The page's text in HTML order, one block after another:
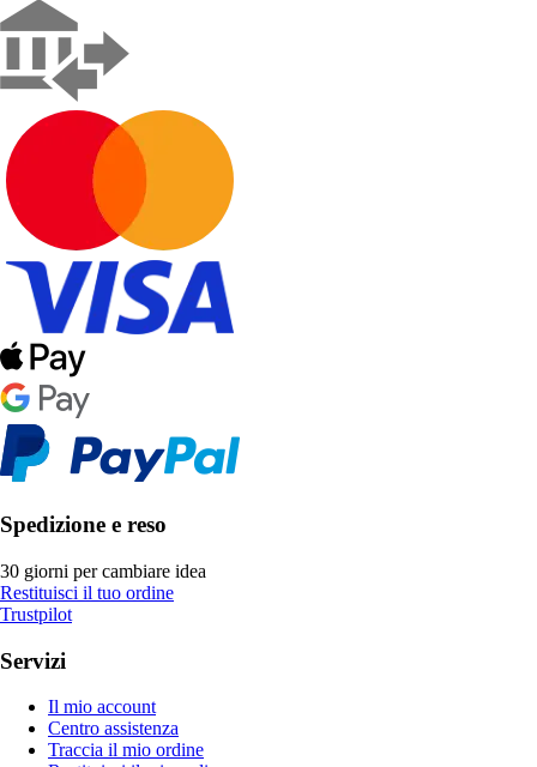
Spedizione e reso
30 giorni per cambiare idea
Restituisci il tuo ordine
Trustpilot
Servizi
Il mio account
Centro assistenza
Traccia il mio ordine